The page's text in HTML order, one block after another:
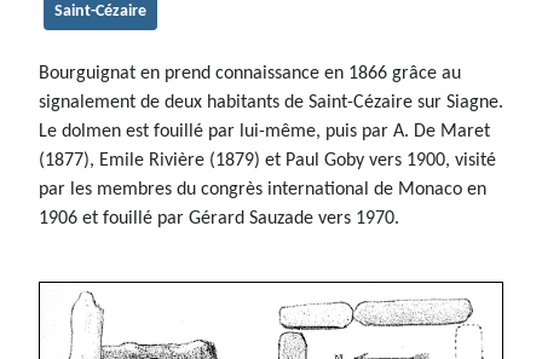
Saint-Cézaire
Bourguignat en prend connaissance en 1866 grâce au
signalement de deux habitants de Saint-Cézaire sur Siagne.
Le dolmen est fouillé par lui-même, puis par A. De Maret
(1877), Emile Rivière (1879) et Paul Goby vers 1900, visité
par les membres du congrès international de Monaco en
1906 et fouillé par Gérard Sauzade vers 1970.